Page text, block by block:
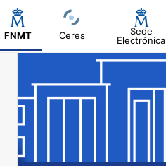
FNMT Ceres
Sede
Electrónica
Mostra/Amaga